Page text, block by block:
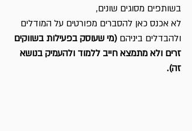
בשותפים מסוגים שונים,
לא אכנס כאן להסברים מפורטים על המודלים
ולהבדלים ביניהם (מי שעוסק בפעילות בשווקים
זרים ולא מתמצא חייב ללמוד ולהעמיק בנושא
זה).